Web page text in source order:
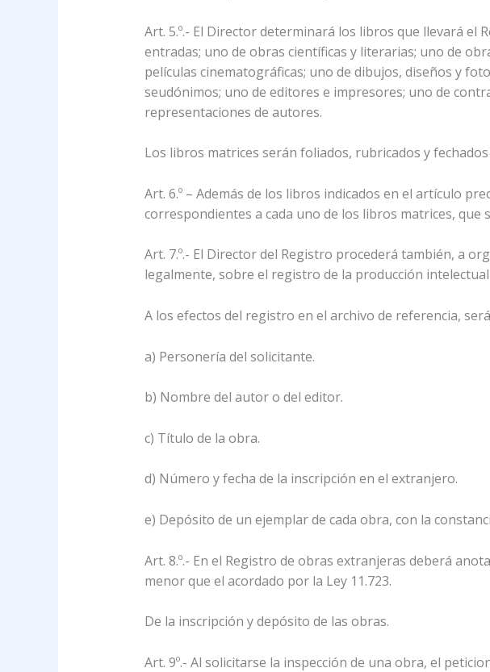
Art. 5.º.- El Director determinará los libros que llevará el
entradas; uno de obras científicas y literarias; uno de
películas cinematográficas; uno de dibujos, diseños y
seudónimos; uno de editores e impresores; uno de
representaciones de autores.
Los libros matrices serán foliados, rubricados y
Art. 6.º – Además de los libros indicados en el artículo
correspondientes a cada uno de los libros matrices,
Art. 7.º.- El Director del Registro procederá también, a
legalmente, sobre el registro de la producción
A los efectos del registro en el archivo de referencia,
a) Personería del solicitante.
b) Nombre del autor o del editor.
c) Título de la obra.
d) Número y fecha de la inscripción en el extranjero.
e) Depósito de un ejemplar de cada obra, con la
Art. 8.º.- En el Registro de obras extranjeras deberá
menor que el acordado por la Ley 11.723.
De la inscripción y depósito de las obras.
Art. 9º.- Al solicitarse la inspección de una obra, el